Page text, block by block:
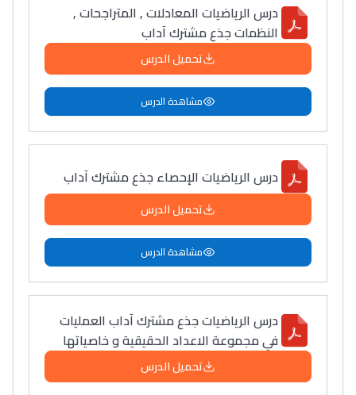
دليل المهن
دليل التوجيه
التوجيه بالثانوي و الإعدادي
Ki Derti Liha
باش تقدر تساعد الناس
درس الرياضيات المعادلات , المتراجحات ,
النظمات جذع مشترك آداب
تحميل الدرس
مشاهدة الدرس
درس الرياضيات الإحصاء جذع مشترك آداب
تحميل الدرس
مشاهدة الدرس
درس الرياضيات جذع مشترك آداب العمليات
في مجموعة الاعداد الحقيقية و خاصياتها
تحميل الدرس